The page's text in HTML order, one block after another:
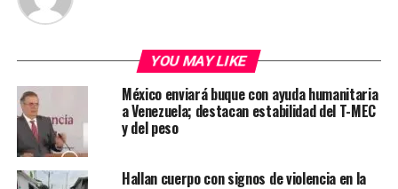
YOU MAY LIKE
México enviará buque con ayuda humanitaria
a Venezuela; destacan estabilidad del T-MEC
y del peso
Hallan cuerpo con signos de violencia en la